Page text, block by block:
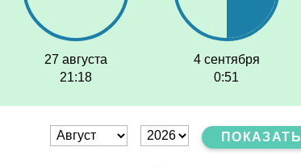
27 августа
21:18
4 сентября
0:51
ПОКАЗАТЬ